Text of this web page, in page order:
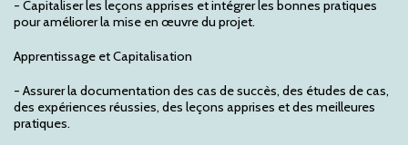
- Capitaliser les leçons apprises et intégrer les bonnes pratiques
pour améliorer la mise en œuvre du projet.
Apprentissage et Capitalisation
- Assurer la documentation des cas de succès, des études de cas,
des expériences réussies, des leçons apprises et des meilleures
pratiques.